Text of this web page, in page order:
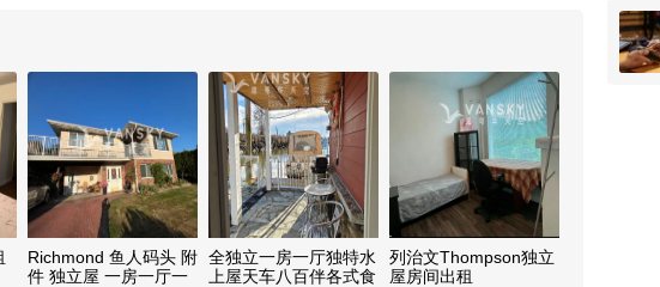
Richmond 鱼人码头 附
件 独立屋 一房一厅一
全独立一房一厅独特水
上屋天车八百伴各式食
列治文Thompson独立
屋房间出租